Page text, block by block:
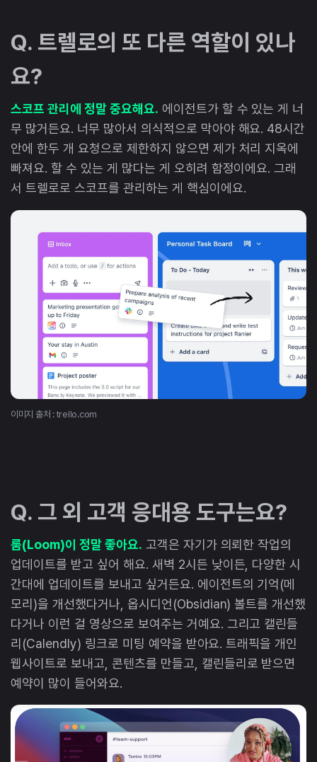
Q. 트렐로의 또 다른 역할이 있나
요?
스코프 관리에 정말 중요해요. 에이전트가 할 수 있는 게 너
무 많거든요. 너무 많아서 의식적으로 막아야 해요. 48시간
안에 한두 개 요청으로 제한하지 않으면 제가 처리 지옥에
빠져요. 할 수 있는 게 많다는 게 오히려 함정이에요. 그래
서 트렐로로 스코프를 관리하는 게 핵심이에요.
이미지 출처 : trello.com
Q. 그 외 고객 응대용 도구는요?
룸(Loom)이 정말 좋아요. 고객은 자기가 의뢰한 작업의
업데이트를 받고 싶어 해요. 새벽 2시든 낮이든, 다양한 시
간대에 업데이트를 보내고 싶거든요. 에이전트의 기억(메
모리)을 개선했다거나, 옵시디언(Obsidian) 볼트를 개선했
다거나 이런 걸 영상으로 보여주는 거예요. 그리고 캘린들
리(Calendly) 링크로 미팅 예약을 받아요. 트래픽을 개인
웹사이트로 보내고, 콘텐츠를 만들고, 캘린들리로 받으면
예약이 많이 들어와요.